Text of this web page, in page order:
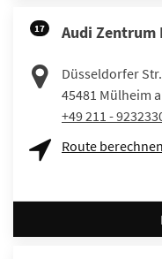
17 Audi Zentrum
Düsseldorfer
45481 Mülheim
+49 211 -
Route berechnen